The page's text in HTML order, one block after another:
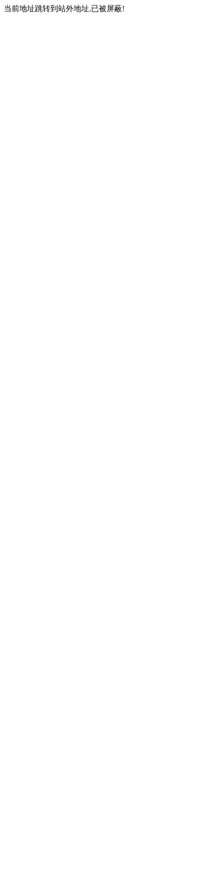
当前地址跳转到站外地址,已被屏蔽!